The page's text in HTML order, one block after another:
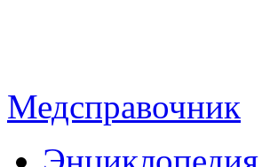
Медсправочник